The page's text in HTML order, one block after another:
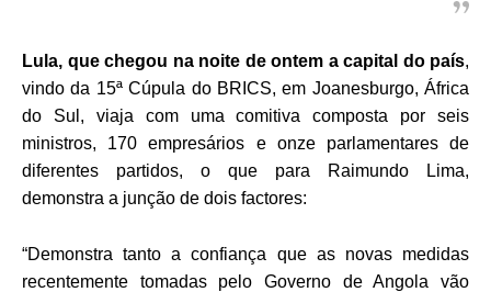
Lula, que chegou na noite de ontem a capital do país,
vindo da 15ª Cúpula do BRICS, em Joanesburgo, África
do Sul, viaja com uma comitiva composta por seis
ministros, 170 empresários e onze parlamentares de
diferentes partidos, o que para Raimundo Lima,
demonstra a junção de dois factores:
“Demonstra tanto a confiança que as novas medidas
recentemente tomadas pelo Governo de Angola vão